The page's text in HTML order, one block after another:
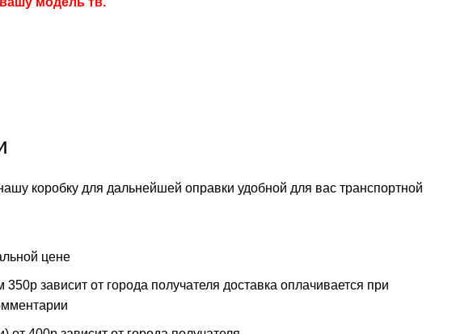
коробку для дальнейшей оправки удобной для вас транспортной
цене
зависит от города получателя доставка оплачивается при